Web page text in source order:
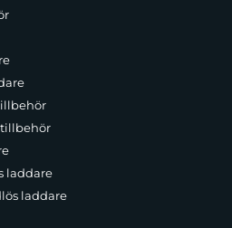
tillbehör
laddare
laddare